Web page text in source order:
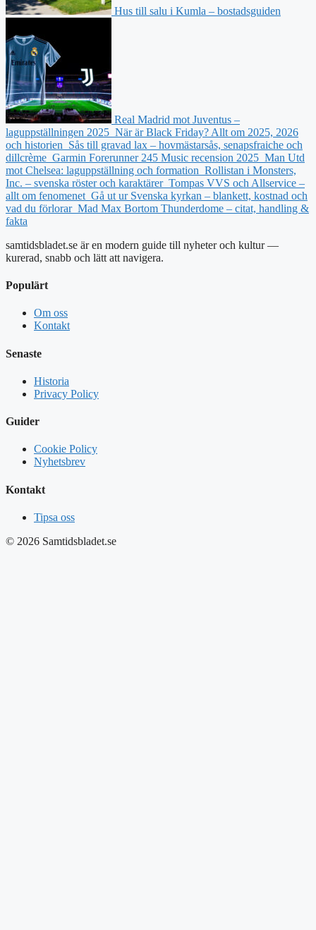
Hus till salu i Kumla – bostadsguiden
Real Madrid mot Juventus –
laguppställningen 2025 När är Black Friday? Allt om 2025, 2026
och historien Sås till gravad lax – hovmästarsås, senapsfraiche och
dillcrème Garmin Forerunner 245 Music recension 2025 Man Utd
mot Chelsea: laguppställning och formation Rollistan i Monsters,
Inc. – svenska röster och karaktärer Tompas VVS och Allservice –
allt om fenomenet Gå ut ur Svenska kyrkan – blankett, kostnad och
vad du förlorar Mad Max Bortom Thunderdome – citat, handling &
fakta
samtidsbladet.se är en modern guide till nyheter och kultur —
kurerad, snabb och lätt att navigera.
Populärt
Om oss
Kontakt
Senaste
Historia
Privacy Policy
Guider
Cookie Policy
Nyhetsbrev
Kontakt
Tipsa oss
© 2026 Samtidsbladet.se